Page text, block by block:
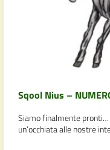
Sqool Nius –
Siamo finalmente
un’occhiata alle nostre